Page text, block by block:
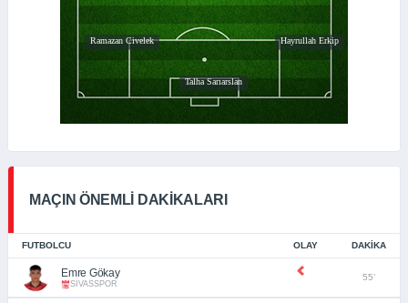
MAÇIN ÖNEMLİ DAKİKALARI
FUTBOLCU OLAY DAKIKA
Emre Gökay
SİVASSPOR
55’